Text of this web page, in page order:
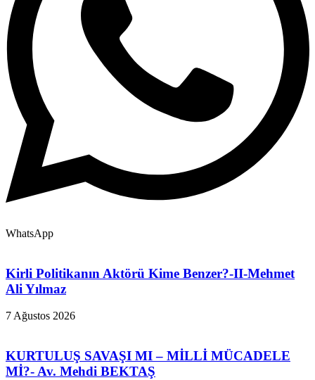
WhatsApp
Kirli Politikanın Aktörü Kime Benzer?-II-Mehmet
Ali Yılmaz
7 Ağustos 2026
KURTULUŞ SAVAŞI MI – MİLLİ MÜCADELE
Mİ?- Av. Mehdi BEKTAŞ